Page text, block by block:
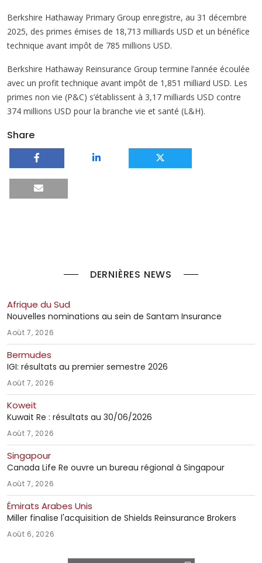
Berkshire Hathaway Primary Group enregistre, au 31 décembre
2025, des primes émises de 18,713 milliards USD et un bénéfice
technique avant impôt de 785 millions USD.
Berkshire Hathaway Reinsurance Group termine l’année écoulée
avec un profit technique avant impôt de 1,851 milliard USD. Les
primes non vie (P&C) s’établissent à 3,17 milliards USD contre
374 millions USD pour la branche vie et santé (L&H).
Share
DERNIÈRES NEWS
Afrique du Sud
Nouvelles nominations au sein de Santam Insurance
Août 7, 2026
Bermudes
IGI: résultats au premier semestre 2026
Août 7, 2026
Koweit
Kuwait Re : résultats au 30/06/2026
Août 7, 2026
Singapour
Canada Life Re ouvre un bureau régional à Singapour
Août 7, 2026
Émirats Arabes Unis
Miller finalise l'acquisition de Shields Reinsurance Brokers
Août 6, 2026